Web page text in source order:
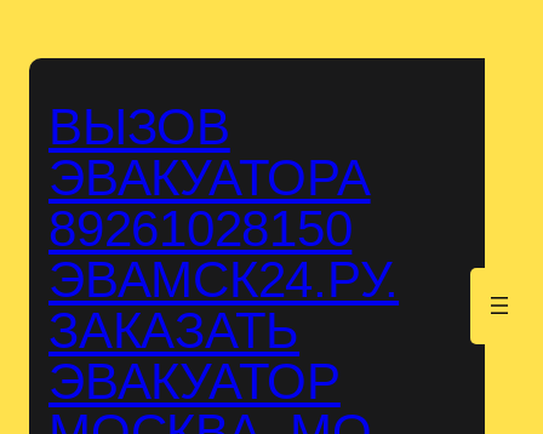
ВЫЗОВ
ЭВАКУАТОРА
89261028150
ЭВАМСК24.РУ.
ЗАКАЗАТЬ
ЭВАКУАТОР